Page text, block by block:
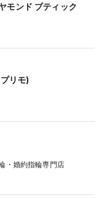
モンド ブティック
リモ)
・婚約指輪専門店